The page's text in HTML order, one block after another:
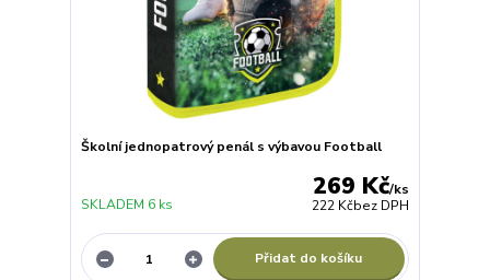
Školní jednopatrový penál s výbavou Football
269 Kč/ks
222 Kčbez DPH
SKLADEM 6 ks
Přidat do košíku